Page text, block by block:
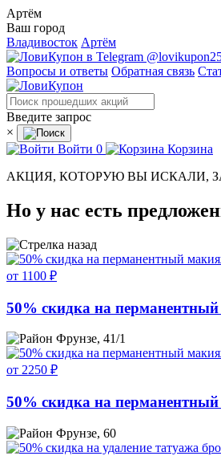
Артём
Ваш город
Владивосток Артём
Вопросы и ответы Обратная связь
Введите запрос
×
Войти 0
Корзина
АКЦИЯ, КОТОРУЮ ВЫ ИСКАЛИ,
Но у нас есть
от 1100 ₽
50% скидка на
Фрунзе, 41/1
от 2250 ₽
50% скидка на
Фрунзе, 60